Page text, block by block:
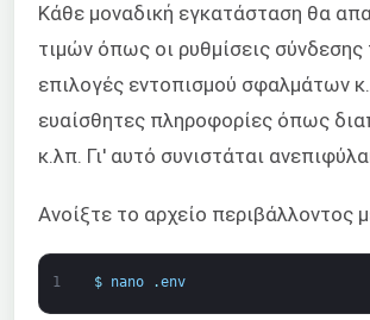
Κάθε μοναδική εγκατάσταση θα
τιμών όπως οι ρυθμίσεις
επιλογές εντοπισμού σφαλμάτων
ευαίσθητες πληροφορίες όπως
κ.λπ. Γι' αυτό συνιστάται
Ανοίξτε το αρχείο περιβάλλοντος
1 $ nano .env